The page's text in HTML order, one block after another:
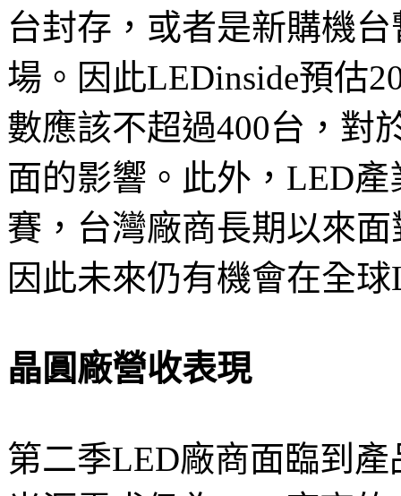
台封存，或者是新購機
場。因此LEDinside預估
數應該不超過400台，對
面的影響。此外，LED
賽，台灣廠商長期以來
因此未來仍有機會在全
晶圓廠營收表現
第二季LED廠商面臨到